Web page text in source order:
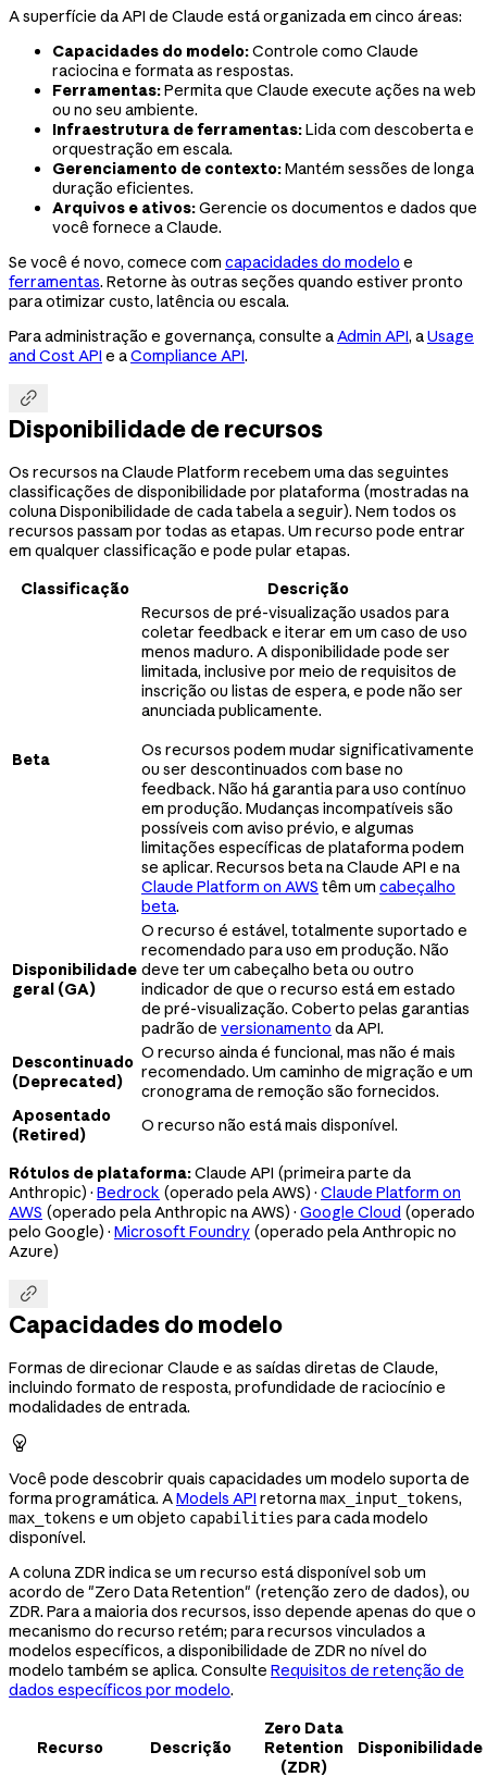
A superfície da API de Claude está organizada em cinco áreas:
Capacidades do modelo:Controle como Claude
raciocina e formata as respostas.
Ferramentas:Permita que Claude execute ações na web
ou no seu ambiente.
Infraestrutura de ferramentas:Lida com descoberta e
orquestração em escala.
Gerenciamento de contexto:Mantém sessões de longa
duração eficientes.
Arquivos e ativos:Gerencie os documentos e dados que
você fornece a Claude.
Se você é novo, comece com capacidades do modelo e
ferramentas. Retorne às outras seções quando estiver pronto
para otimizar custo, latência ou escala.
Para administração e governança, consulte aAdmin API, aUsage
and Cost API e aCompliance API.

Disponibilidade de recursos
Os recursos na Claude Platform recebem uma das seguintes
classificações de disponibilidade por plataforma (mostradas na
coluna Disponibilidade de cada tabela a seguir). Nem todos os
recursos passam por todas as etapas. Um recurso pode entrar
em qualquer classificação e pode pular etapas.
Classificação
Descrição
Beta
Recursos de pré-visualização usados para
coletar feedback e iterar em um caso de uso
menos maduro. A disponibilidade pode ser
limitada, inclusive por meio de requisitos de
inscrição ou listas de espera, e pode não ser
anunciada publicamente.
Os recursos podem mudar significativamente
ou ser descontinuados com base no
feedback. Não há garantia para uso contínuo
em produção. Mudanças incompatíveis são
possíveis com aviso prévio, e algumas
limitações específicas de plataforma podem
se aplicar. Recursos beta na Claude API e na
Claude Platform on AWS têm um cabeçalho
beta.
Disponibilidade
geral (GA)
O recurso é estável, totalmente suportado e
recomendado para uso em produção. Não
deve ter um cabeçalho beta ou outro
indicador de que o recurso está em estado
de pré-visualização. Coberto pelas garantias
padrão de versionamento da API.
Descontinuado
(Deprecated)
O recurso ainda é funcional, mas não é mais
recomendado. Um caminho de migração e um
cronograma de remoção são fornecidos.
Aposentado
(Retired)
O recurso não está mais disponível.
Rótulos de plataforma:Claude API (primeira parte da
Anthropic) · Bedrock (operado pela AWS) · Claude Platform on
AWS (operado pela Anthropic na AWS) · Google Cloud (operado
pelo Google) · Microsoft Foundry (operado pela Anthropic no
Azure)

Capacidades do modelo
Formas de direcionar Claude e as saídas diretas de Claude,
incluindo formato de resposta, profundidade de raciocínio e
modalidades de entrada.

Você pode descobrir quais capacidades um modelo suporta de
forma programática. AModels API retornamax_input_tokens,
max_tokens e um objeto capabilities para cada modelo
disponível.
A coluna ZDR indica se um recurso está disponível sob um
acordo de "Zero Data Retention" (retenção zero de dados), ou
ZDR. Para a maioria dos recursos, isso depende apenas do que o
mecanismo do recurso retém; para recursos vinculados a
modelos específicos, a disponibilidade de ZDR no nível do
modelo também se aplica. Consulte Requisitos de retenção de
dados específicos por modelo.
Recurso Descrição
Zero Data
Retention
(ZDR)
Disponibilidade